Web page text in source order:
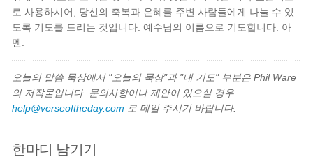
로 사용하시어, 당신의 축복과 은혜를 주변 사람들에게 나눌 수 있
도록 기도를 드리는 것입니다. 예수님의 이름으로 기도합니다. 아
멘.
오늘의 말씀 묵상에서 "오늘의 묵상"과 "내 기도" 부분은 Phil Ware
의 저작물입니다. 문의사항이나 제안이 있으실 경우
help@verseoftheday.com 로 메일 주시기 바랍니다.
한마디 남기기